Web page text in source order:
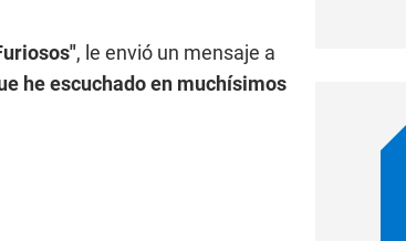
, le envió un mensaje a
he escuchado en muchísimos